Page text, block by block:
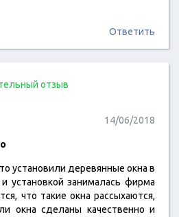
Ответить
отзыв
14/06/2018
установили деревянные окна в
установкой занималась фирма
что такие окна рассыхаются,
окна сделаны качественно и